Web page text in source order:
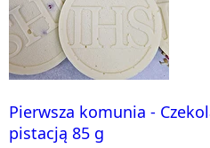
Pierwsza komunia -
pistacją 85 g